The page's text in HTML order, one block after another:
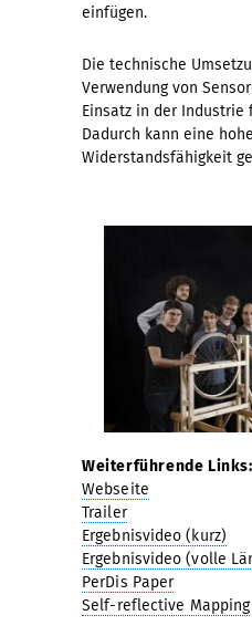
einfügen.
Die technische
Verwendung von
Einsatz in der Industrie
Dadurch kann eine
Widerstandsfähigkeit
Weiterführende Links:
Webseite
Trailer
Ergebnisvideo (kurz)
Ergebnisvideo (volle
PerDis Paper
Self-reflective Mapping